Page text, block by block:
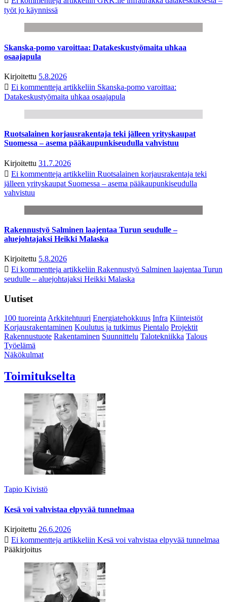
työt jo käynnissä
Skanska-pomo varoittaa: Datakeskustyömaita uhkaa
osaajapula
Kirjoitettu 5.8.2026
Ei kommentteja artikkeliin Skanska-pomo varoittaa:
Datakeskustyömaita uhkaa osaajapula
Ruotsalainen korjausrakentaja teki jälleen yrityskaupat
Suomessa – asema pääkaupunkiseudulla vahvistuu
Kirjoitettu 31.7.2026
Ei kommentteja artikkeliin Ruotsalainen korjausrakentaja teki
jälleen yrityskaupat Suomessa – asema pääkaupunkiseudulla
vahvistuu
Rakennustyö Salminen laajentaa Turun seudulle –
aluejohtajaksi Heikki Malaska
Kirjoitettu 5.8.2026
Ei kommentteja artikkeliin Rakennustyö Salminen laajentaa Turun
seudulle – aluejohtajaksi Heikki Malaska
Uutiset
100 tuoreintaArkkitehtuuri Energiatehokkuus Infra Kiinteistöt
Korjausrakentaminen Koulutus ja tutkimus Pientalo Projektit
Rakennustuote Rakentaminen Suunnittelu Talotekniikka Talous
Työelämä
Näkökulmat
Toimitukselta
Tapio Kivistö
Kesä voi vahvistaa elpyvää tunnelmaa
Kirjoitettu 26.6.2026
Ei kommentteja artikkeliin Kesä voi vahvistaa elpyvää tunnelmaa
Pääkirjoitus